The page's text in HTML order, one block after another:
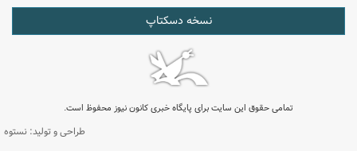
نسخه دسکتاپ
تمامی حقوق این سایت برای پایگاه خبری کانون نیوز محفوظ است.
طراحی و تولید: نستوه